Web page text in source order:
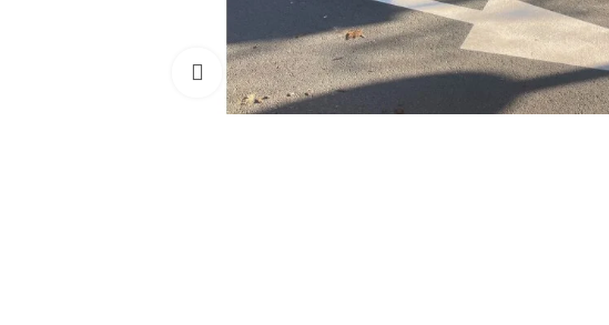
Cliquez pour agrandir